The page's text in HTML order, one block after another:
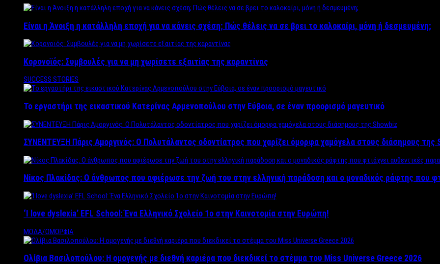
Είναι η Άνοιξη η κατάλληλη εποχή για να κάνεις σχέση; Πώς θέλεις να σε βρει το καλοκαίρι, μόνη ή δεσμευμένη;
Κορονοϊός: Συμβουλές για να μη χωρίσετε εξαιτίας της καραντίνας
SUCCESS STORIES
Το εργαστήρι της εικαστικού Κατερίνας Αρμενοπούλου στην Εύβοια, σε έναν προορισμό μαγευτικό
ΣΥΝΕΝΤΕΥΞΗ Πάρις Αμοργινός: O Πολυτάλαντος οδοντίατρος που χαρίζει όμορφα χαμόγελα στους διάσημους της
Νίκος Πλακίδας: O άνθρωπος που αφιέρωσε την ζωή του στην ελληνική παράδοση και ο μοναδικός ράφτης που
‘Ι love dyslexia’ EFL School: Ένα Ελληνικό Σχολείo 1ο στην Καινοτομία στην Ευρώπη!
ΜΟΔΑ/ΟΜΟΡΦΙΑ
Ολίβια Βασιλοπούλου: Η ομογενής με διεθνή καριέρα που διεκδικεί το στέμμα του Miss Universe Greece 2026